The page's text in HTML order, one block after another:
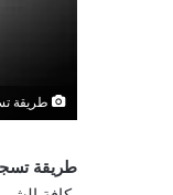
طريقة
طريقة